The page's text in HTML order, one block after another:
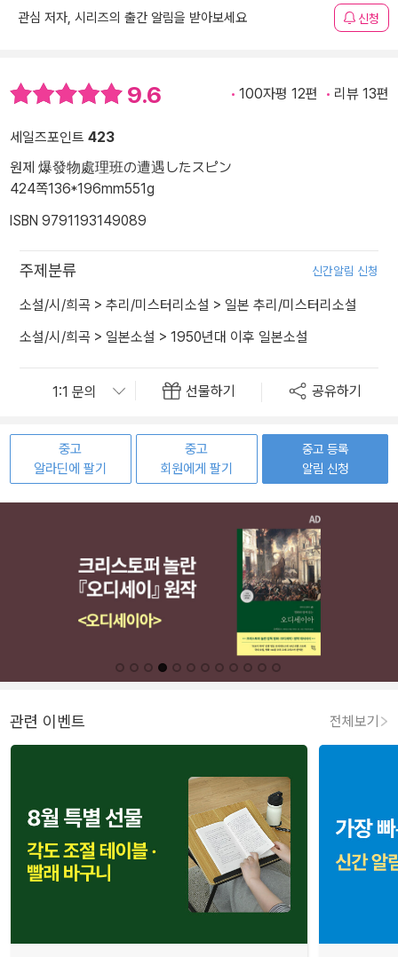
관심 저자, 시리즈의 출간 알림을 받아보세요 신청
9.6 100자평 12편 리뷰 13편
세일즈포인트 423
원제 爆發物處理班の遭遇したスピン
424쪽136*196mm551g
ISBN 9791193149089
주제분류 신간알림 신청
소설/시/희곡 > 추리/미스터리소설 > 일본 추리/미스터리소설
소설/시/희곡 > 일본소설 > 1950년대 이후 일본소설
선물하기 공유하기
중고
알라딘에 팔기
중고
회원에게 팔기
중고 등록
알림 신청
관련 이벤트 전체보기